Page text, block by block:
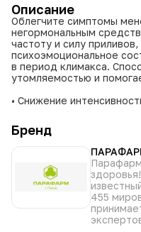
Описание
Облегчите симптомы
негормональным
частоту и силу
психоэмоциональное
в период климакса.
утомляемостью и
• Снижение
• Стабилизация
справиться с перепадами
• Борьба с
• Поддержка
организма в период
• Контроль веса —
• Комплексное
жизни в период
Бренд
455